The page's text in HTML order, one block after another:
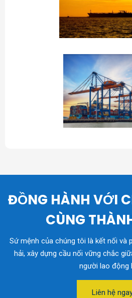
ĐỒNG HÀNH VỚI
CÙNG
Sứ mệnh của chúng tôi là kết nối và
hải, xây dựng cầu nối vững chắc
người lao động
Liên hệ